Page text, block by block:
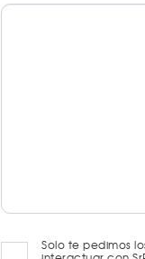
Solo te pedimos